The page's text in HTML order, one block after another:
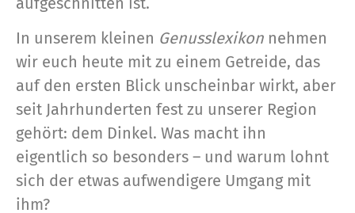
In unserem kleinen Genusslexikon nehmen
wir euch heute mit zu einem Getreide, das
auf den ersten Blick unscheinbar wirkt, aber
seit Jahrhunderten fest zu unserer Region
gehört: dem Dinkel. Was macht ihn
eigentlich so besonders – und warum lohnt
sich der etwas aufwendigere Umgang mit
ihm?